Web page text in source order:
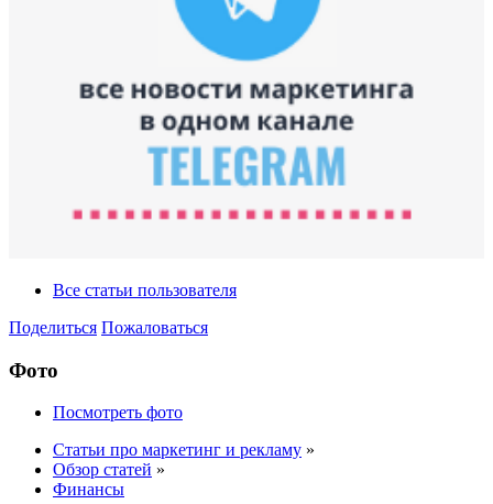
Все статьи пользователя
Поделиться Пожаловаться
Фото
Посмотреть фото
Статьи про маркетинг и рекламу »
Обзор статей »
Финансы